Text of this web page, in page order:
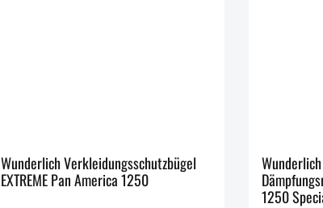
Wunderlich Verkleidungsschutzbügel
EXTREME Pan America 1250
1250